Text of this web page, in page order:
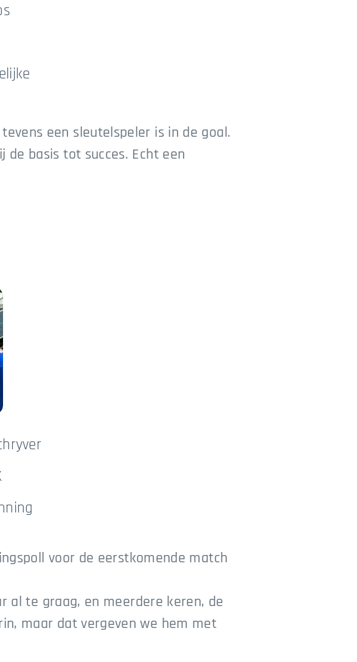
een sleutelspeler is in de goal.
basis tot succes. Echt een
voor de eerstkomende match
al te graag, en meerdere keren, de
maar dat vergeven we hem met